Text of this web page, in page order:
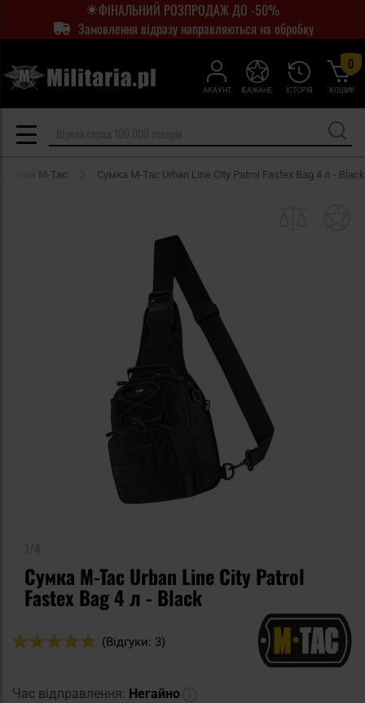
ФІНАЛЬНИЙ РОЗПРОДАЖ ДО -50%
Замовлення відразу направляються на обробку
АКАУНТ ІСТОРІЯ
БАЖАНЕ КОШИК
0
Сумки M-Tac Сумка M-Tac Urban Line City Patrol Fastex Bag 4 л - Black
Сумка M-Tac Urban Line City Patrol
Fastex Bag 4 л - Black
Оцінка:
(Відгуки: 3)
Час відправлення: Негайно